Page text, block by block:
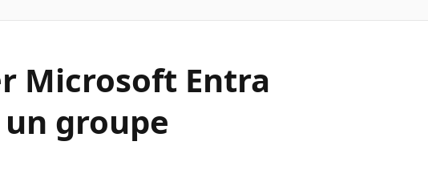
Microsoft Entra
groupe